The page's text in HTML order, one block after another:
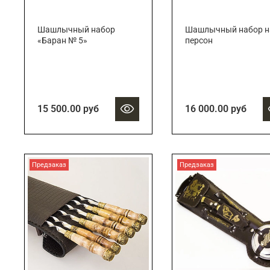
Шашлычный набор
«Баран № 5»
15 500.00 руб
Шашлычный набор
персон
16 000.00 руб
Предзаказ Предзаказ